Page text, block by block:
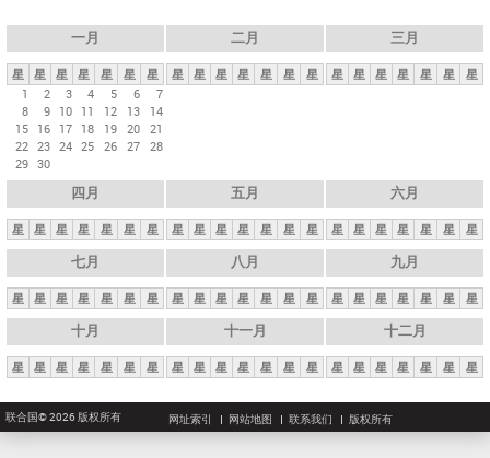
一月
星 星 星 星 星 星
星
1
2 3 4 5 6
7
8
9 10 11 12 13
14
15 16 17 18 19 20 21
22 23 24 25 26 27 28
29 30
二月
星 星 星 星 星 星 星
三月
星 星 星 星 星 星 星
四月
星 星 星 星 星 星 星
五月
星 星 星 星 星 星 星
六月
星 星 星 星 星 星 星
七月
星 星 星 星 星 星 星
八月
星 星 星 星 星 星 星
九月
星 星 星 星 星 星 星
十月
星 星 星 星 星 星 星
十一月
星 星 星 星 星 星 星
十二月
星 星 星 星 星 星 星
联合国© 2026 版权所有 网址索引 网站地图 联系我们 版权所有